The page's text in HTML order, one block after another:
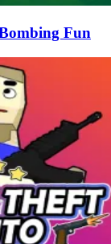
Fun